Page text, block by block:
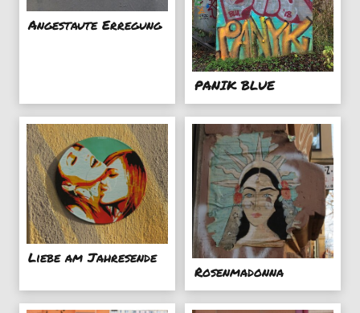
Angestaute Erregung
PANIK BLUE
Liebe am Jahresende
Rosenmadonna